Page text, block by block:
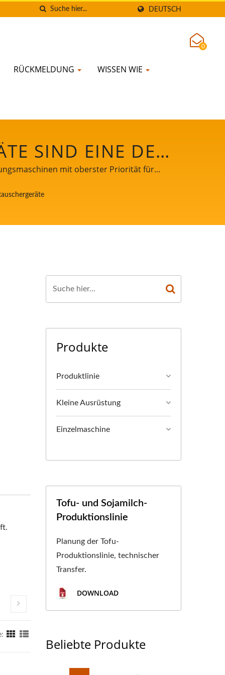
DEUTSCH
RÜCKMELDUNG WISSEN WIE
0
SIND EINE DER
/ LEITER
OBERSTER
mit oberster Priorität für
Produkte
Produktlinie
Kleine Ausrüstung
Einzelmaschine
Tofu- und Sojamilch-
Produktionslinie
Planung der Tofu-
Produktionslinie, technischer
Transfer.
DOWNLOAD
Beliebte Produkte